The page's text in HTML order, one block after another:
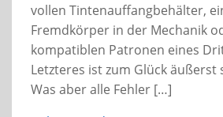
vollen Tintenauffangbehälter,
Fremdkörper in der Mechanik
kompatiblen Patronen eines
Letzteres ist zum Glück äußerst
Was aber alle Fehler […]